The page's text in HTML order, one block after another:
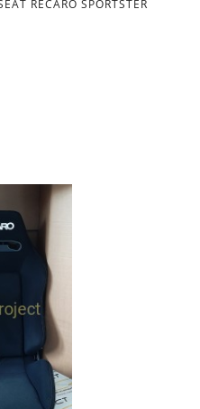
RECARO SPORTSTER